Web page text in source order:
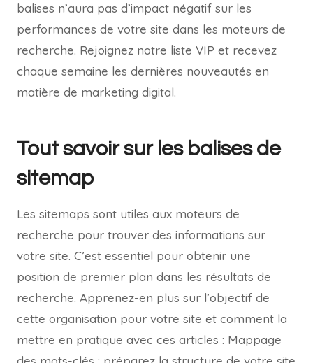
balises n’aura pas d’impact négatif sur les
performances de votre site dans les moteurs de
recherche. Rejoignez notre liste VIP et recevez
chaque semaine les dernières nouveautés en
matière de marketing digital.
Tout savoir sur les balises de
sitemap
Les sitemaps sont utiles aux moteurs de
recherche pour trouver des informations sur
votre site. C’est essentiel pour obtenir une
position de premier plan dans les résultats de
recherche. Apprenez-en plus sur l’objectif de
cette organisation pour votre site et comment la
mettre en pratique avec ces articles : Mappage